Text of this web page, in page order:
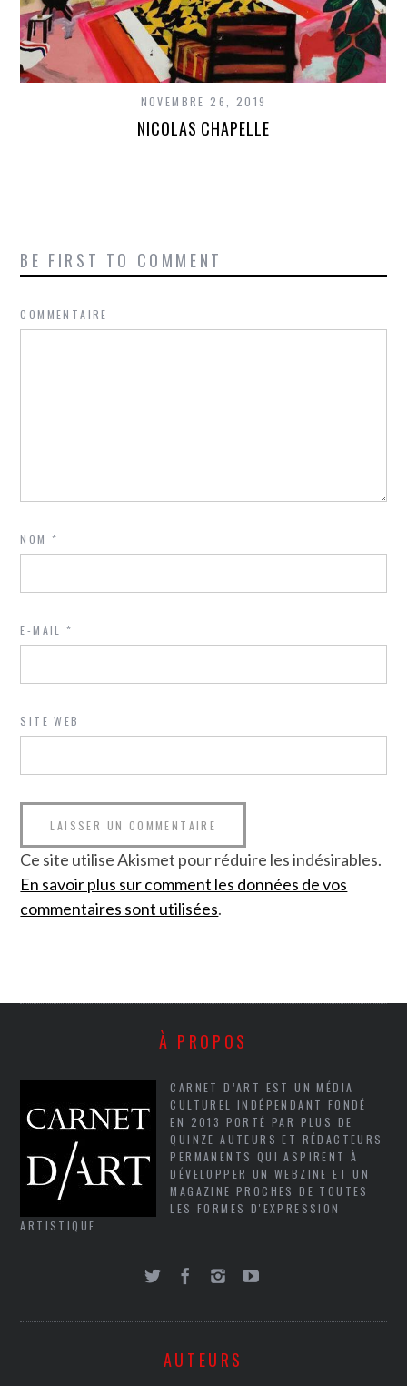
NOVEMBRE 26, 2019
NICOLAS CHAPELLE
BE FIRST TO COMMENT
COMMENTAIRE
NOM*
E-MAIL*
SITE WEB
Ce site utilise Akismet pour réduire les indésirables.
En savoir plus sur comment les données de vos
commentaires sont utilisées.
À PROPOS
CARNET D’ART EST UN MÉDIA
CULTUREL INDÉPENDANT FONDÉ
EN 2013 PORTÉ PAR PLUS DE
QUINZE AUTEURS ET RÉDACTEURS
PERMANENTS QUI ASPIRENT À
DÉVELOPPER UN WEBZINE ET UN
MAGAZINE PROCHES DE TOUTES
LES FORMES D'EXPRESSION
ARTISTIQUE.
AUTEURS